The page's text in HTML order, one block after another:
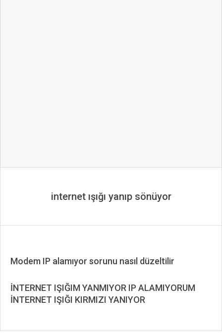
internet ışığı yanıp sönüyor
Modem IP alamıyor sorunu nasıl düzeltilir
07-
10
İNTERNET IŞIĞIM YANMIYOR IP ALAMIYORUM
İNTERNET IŞIĞI KIRMIZI YANIYOR